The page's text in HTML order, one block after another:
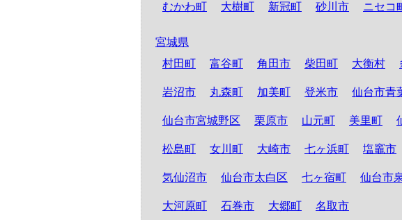
むかわ町 大樹町 新冠町 砂川市 ニセコ
宮城県
村田町
富谷町 角田市 柴田町 大衡村
岩沼市 丸森町 加美町 登米市 仙台市青
仙台市宮城野区 栗原市 山元町 美里町
松島町 女川町 大崎市 七ヶ浜町 塩竈市
気仙沼市 仙台市太白区 七ヶ宿町 仙台市
大河原町 石巻市 大郷町 名取市